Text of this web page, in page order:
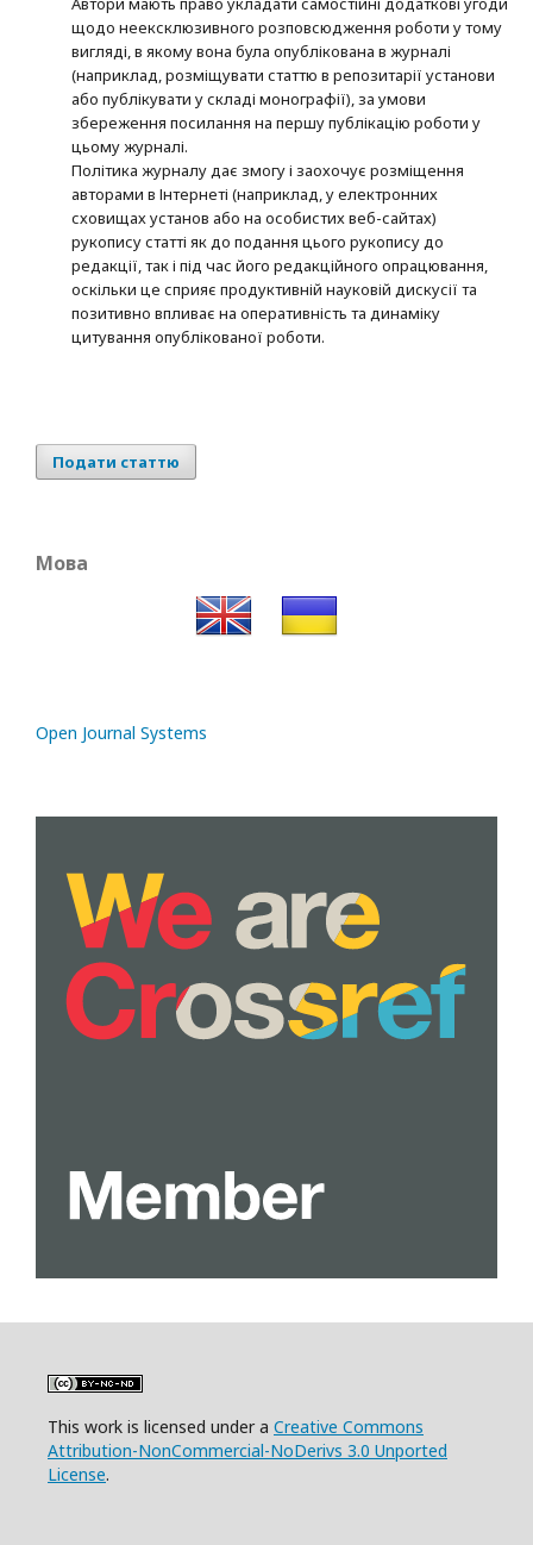
щодо неексклюзивного розповсюдження роботи у тому
вигляді, в якому вона була опублікована в журналі
(наприклад, розміщувати статтю в репозитарії установи
або публікувати у складі монографії), за умови
збереження посилання на першу публікацію роботи у
цьому журналі.
Політика журналу дає змогу і заохочує розміщення
авторами в Інтернеті (наприклад, у електронних
сховищах установ або на особистих веб-сайтах)
рукопису статті як до подання цього рукопису до
редакції, так і під час його редакційного опрацювання,
оскільки це сприяє продуктивній науковій дискусії та
позитивно впливає на оперативність та динаміку
цитування опублікованої роботи.
Подати статтю
Мова
Open Journal Systems
This work is licensed under a Creative Commons
Attribution-NonCommercial-NoDerivs 3.0 Unported
License.